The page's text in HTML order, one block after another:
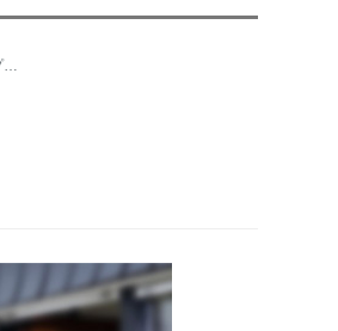
店舗：MOBICOOLフラッグシップショップ